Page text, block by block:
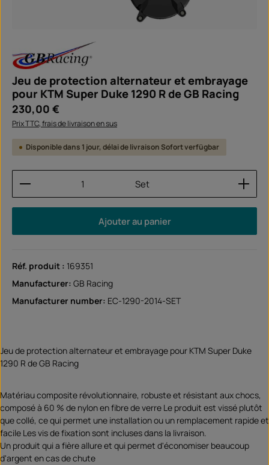
Jeu de protection alternateur et embrayage
pour KTM Super Duke 1290 R de GB Racing
Prix régulier :
230,00 €
Prix TTC, frais de livraison en sus
Disponible dans 1 jour, délai de livraison Sofort verfügbar
Quantité de produit : Entrez la quantité
Set
Ajouter au panier
Réf. produit : 169351
Manufacturer: GB Racing
Manufacturer number: EC-1290-2014-SET
Jeu de protection alternateur et embrayage pour KTM Super Duke
1290 R de GB Racing
Matériau composite révolutionnaire, robuste et résistant aux chocs,
composé à 60 % de nylon en fibre de verre Le produit est vissé plutôt
que collé, ce qui permet une installation ou un remplacement rapide et
facile Les vis de fixation sont incluses dans la livraison.
Un produit qui a fière allure et qui permet d'économiser beaucoup
d'argent en cas de chute